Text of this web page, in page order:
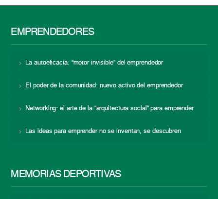
EMPRENDEDORES
La autoeficacia: “motor invisible” del emprendedor
El poder de la comunidad: nuevo activo del emprendedor
Networking: el arte de la “arquitectura social” para emprender
Las ideas para emprender no se inventan, se descubren
MEMORIAS DEPORTIVAS